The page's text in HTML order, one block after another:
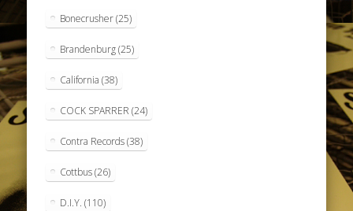
Bonecrusher(25)
Brandenburg(25)
California (38)
COCK SPARRER (24)
Contra Records(38)
Cottbus(26)
D.I.Y. (110)